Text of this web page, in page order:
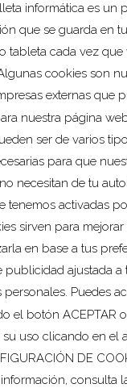
Export to .ICS file
to Google
informática es un
que se guarda en
tableta cada vez que
cookies son
externas que
nuestra página
ser de varios
para que
necesitan de tu
tenemos activadas
sirven para
en base a tus
publicidad ajustada a
personales. Puedes
el botón ACEPTAR
su uso clicando en el
DE
consulta